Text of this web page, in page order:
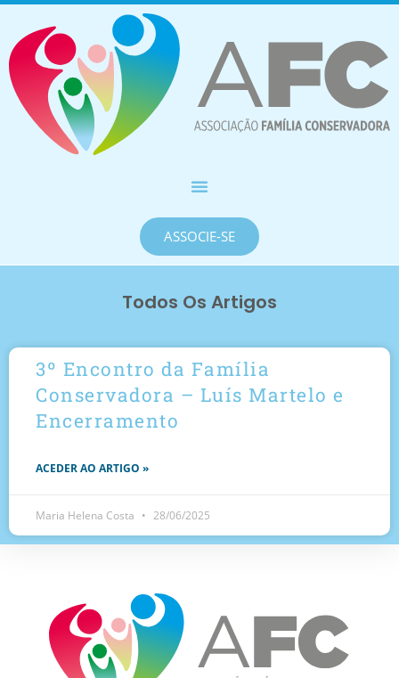
ASSOCIE-SE
Todos Os Artigos
3º Encontro da Família
Conservadora – Luís Martelo e
Encerramento
ACEDER AO ARTIGO »
Maria Helena Costa 28/06/2025